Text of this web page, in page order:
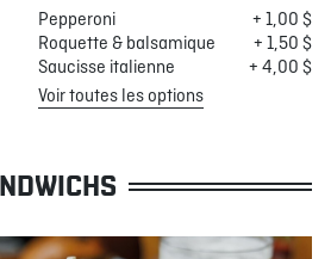
Pepperoni
+ 1,00 $
Roquette & balsamique
+ 1,50 $
Saucisse italienne
+ 4,00 $
Voir toutes les options